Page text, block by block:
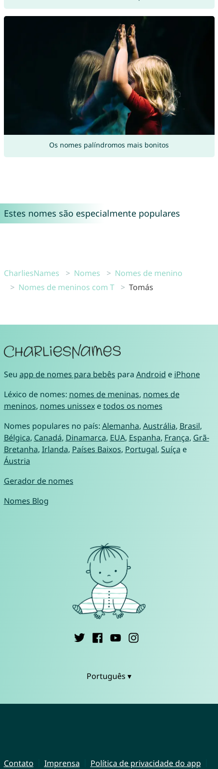
Os nomes palíndromos mais bonitos
Estes nomes são especialmente populares
CharliesNames Nomes
Nomes de menino
Nomes de meninos com T
Tomás
Seu app de nomes para bebês para Android e iPhone
Léxico de nomes: nomes de meninas, nomes de
meninos, nomes unissexetodos os nomes
Nomes populares no país: Alemanha, Austrália, Brasil,
Bélgica, Canadá, Dinamarca, EUA, Espanha, França, Grã-
Bretanha, Irlanda, Países Baixos, Portugal, Suíça e
Áustria
Gerador de nomes
Nomes Blog
Português ▾
Contato Imprensa
Política de privacidade do app